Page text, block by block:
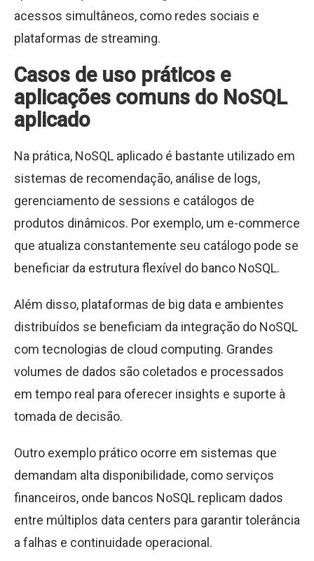
acessos simultâneos, como redes sociais e
plataformas de streaming.
Casos de uso práticos e
aplicações comuns do NoSQL
aplicado
Na prática, NoSQL aplicado é bastante utilizado em
sistemas de recomendação, análise de logs,
gerenciamento de sessions e catálogos de
produtos dinâmicos. Por exemplo, um e-commerce
que atualiza constantemente seu catálogo pode se
beneficiar da estrutura flexível do banco NoSQL.
Além disso, plataformas de big data e ambientes
distribuídos se beneficiam da integração do NoSQL
com tecnologias de cloud computing. Grandes
volumes de dados são coletados e processados
em tempo real para oferecer insights e suporte à
tomada de decisão.
Outro exemplo prático ocorre em sistemas que
demandam alta disponibilidade, como serviços
financeiros, onde bancos NoSQL replicam dados
entre múltiplos data centers para garantir tolerância
a falhas e continuidade operacional.